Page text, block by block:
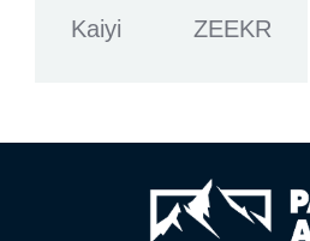
Kaiyi ZEEKR